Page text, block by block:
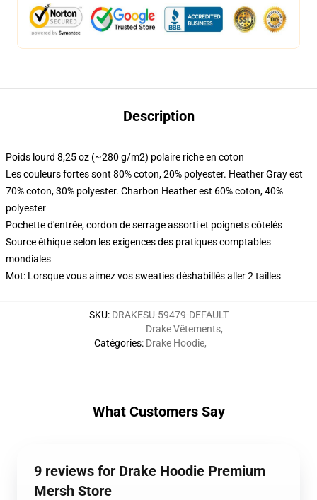
Description
Poids lourd 8,25 oz (~280 g/m2) polaire riche en coton
Les couleurs fortes sont 80% coton, 20% polyester. Heather Gray est
70% coton, 30% polyester. Charbon Heather est 60% coton, 40%
polyester
Pochette d'entrée, cordon de serrage assorti et poignets côtelés
Source éthique selon les exigences des pratiques comptables
mondiales
Mot: Lorsque vous aimez vos sweaties déshabillés aller 2 tailles
SKU: DRAKESU-59479-DEFAULT
Catégories:
Drake Vêtements,
Drake Hoodie,
What Customers Say
9 reviews for Drake Hoodie Premium
Mersh Store